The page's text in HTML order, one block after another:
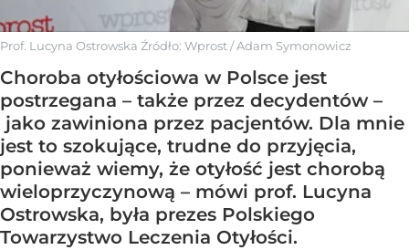
Prof. Lucyna Ostrowska Źródło: Wprost/Adam Symonowicz
Choroba otyłościowa w Polsce jest
postrzegana – także przez decydentów –
jako zawiniona przez pacjentów. Dla mnie
jest to szokujące, trudne do przyjęcia,
ponieważ wiemy, że otyłość jest chorobą
wieloprzyczynową – mówi prof. Lucyna
Ostrowska, była prezes Polskiego
Towarzystwo Leczenia Otyłości.